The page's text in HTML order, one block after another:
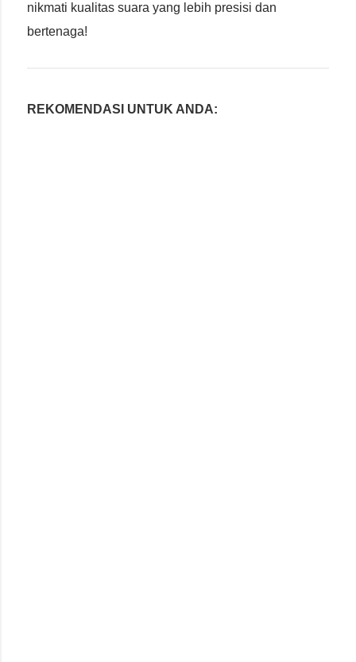
nikmati kualitas suara yang lebih presisi dan
bertenaga!
REKOMENDASI UNTUK ANDA: